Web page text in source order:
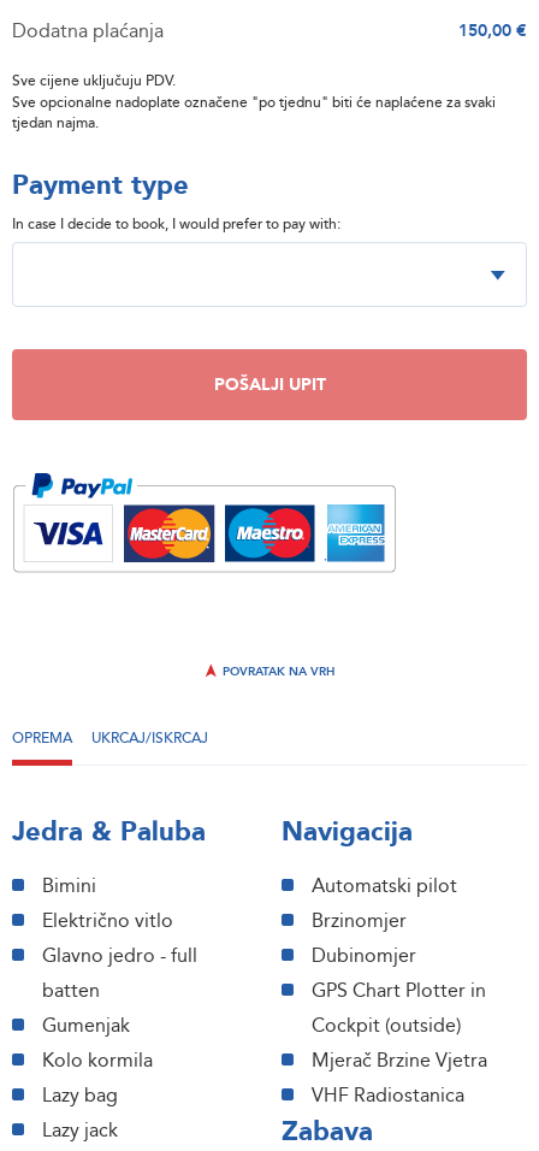
Dodatna plaćanja 150,00 €
Sve cijene uključuju PDV.
Sve opcionalne nadoplate označene "po tjednu" biti će naplaćene za svaki
tjedan najma.
Payment type
In case I decide to book, I would prefer to pay with:
POŠALJI UPIT
POVRATAK NA VRH
OPREMA UKRCAJ/ISKRCAJ
Jedra & Paluba
Bimini
Električno vitlo
Glavno jedro - full
batten
Gumenjak
Kolo kormila
Lazy bag
Lazy jack
Navigacija
Automatski pilot
Brzinomjer
Dubinomjer
GPS Chart Plotter in
Cockpit (outside)
Mjerač Brzine Vjetra
VHF Radiostanica
Zabava